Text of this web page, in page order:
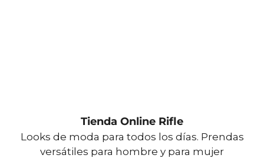
Tienda Online Rifle
Looks de moda para todos los días. Prendas
versátiles para hombre y para mujer